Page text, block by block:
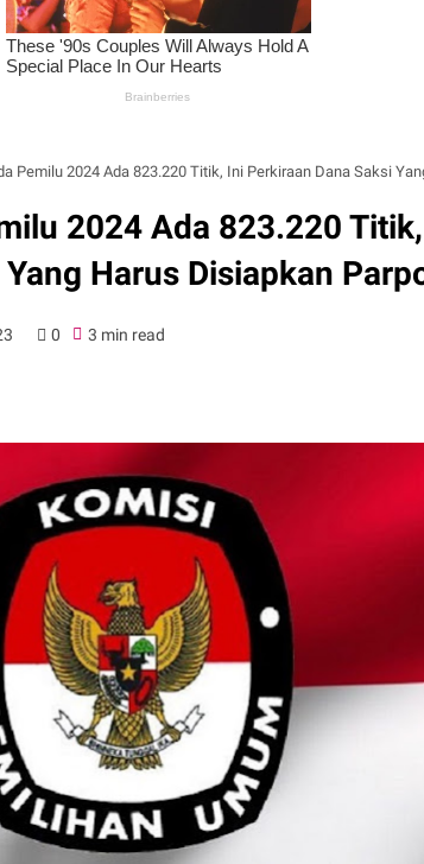
Pemilu 2024 Ada 823.220 Titik, Ini Perkiraan Dana Saksi Yang
2024 Ada 823.220
Harus Disiapkan
0 3 min read